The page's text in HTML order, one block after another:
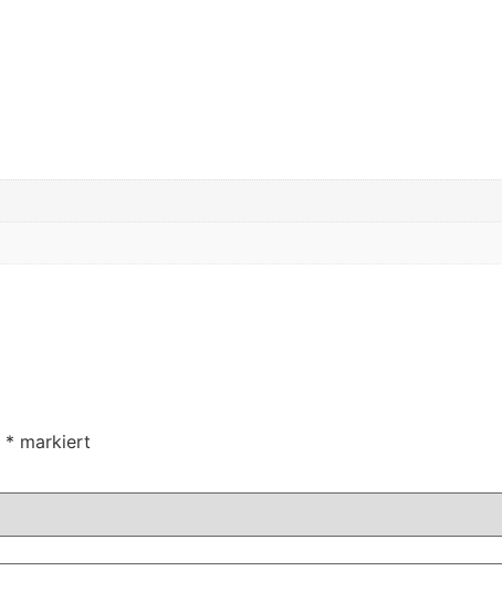
* markiert